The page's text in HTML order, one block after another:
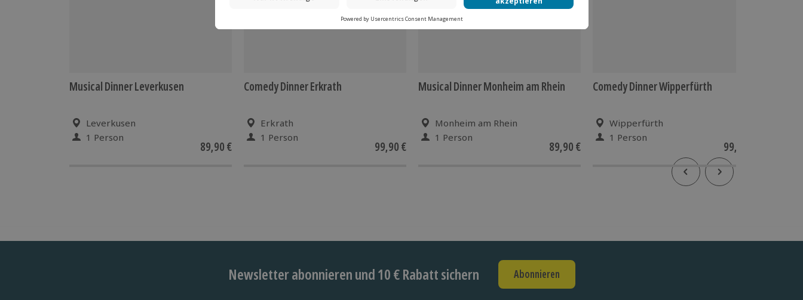
Musical Dinner Leverkusen
Leverkusen
1 Person
89,90 €
Comedy Dinner Erkrath
Erkrath
1 Person
99,90 €
Musical Dinner Monheim am Rhein
Monheim am Rhein
1 Person
89,90 €
Comedy Dinner Wipperfürth
Wipperfürth
1 Person
99,90 €
Newsletter abonnieren und 10 € Rabatt sichern Abonnieren